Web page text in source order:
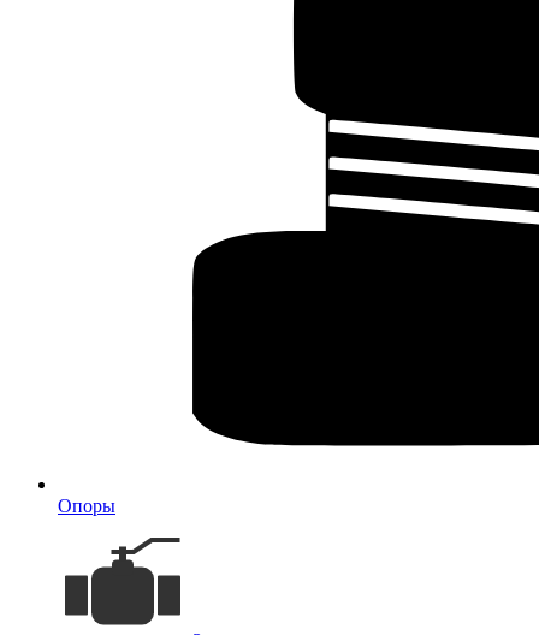
Опоры